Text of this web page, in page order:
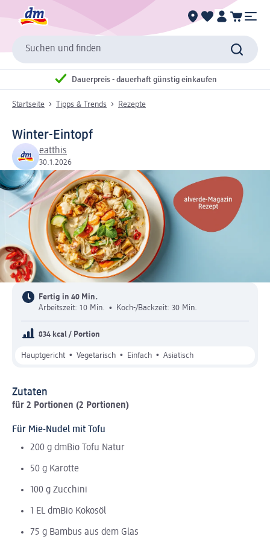
Suchen und finden
Dauerpreis - dauerhaft günstig einkaufen
Startseite Tipps & Trends Rezepte
Winter-Eintopf
eatthis
30.1.2026
Fertig in 40 Min.
Arbeitszeit: 10 Min. • Koch-/Backzeit: 30 Min.
834 kcal / Portion
Hauptgericht • Vegetarisch • Einfach • Asiatisch
Zutaten
für 2 Portionen (2 Portionen)
Für Mie-Nudel mit Tofu
200 g dmBio Tofu Natur
50 g Karotte
100 g Zucchini
1 EL dmBio Kokosöl
75 g Bambus aus dem Glas